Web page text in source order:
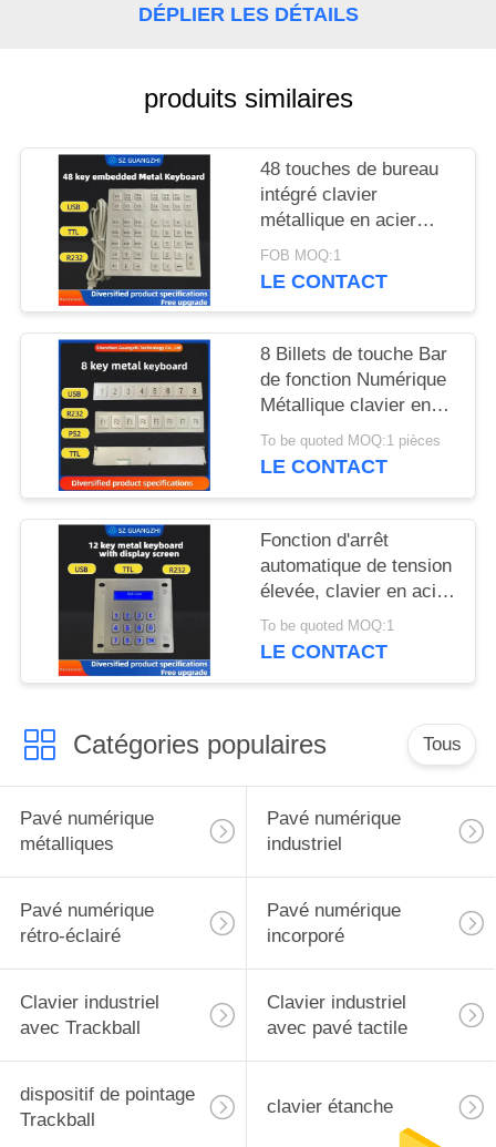
CITATION
SITE
PRIVACY
POLICY
DÉPLIER LES DÉTAILS
produits similaires
48 touches de bureau
intégré clavier
métallique en acier
inoxydable interface
USB GZ-B035013
FOB MOQ:1
LE CONTACT
8 Billets de touche Bar
de fonction Numérique
Métallique clavier en
acier inoxydable 304
Side Key Pinpad
To be quoted MOQ:1 pièces
LE CONTACT
Fonction d'arrêt
automatique de tension
élevée, clavier en acier
inoxydable avec écran,
GZ-Z001075,pad de
To be quoted MOQ:1
LE CONTACT
Catégories populaires Tous
Pavé numérique
métalliques
Pavé numérique
industriel
Pavé numérique
rétro-éclairé
Pavé numérique
incorporé
Clavier industriel
avec Trackball
Clavier industriel
avec pavé tactile
dispositif de pointage
Trackball
clavier étanche